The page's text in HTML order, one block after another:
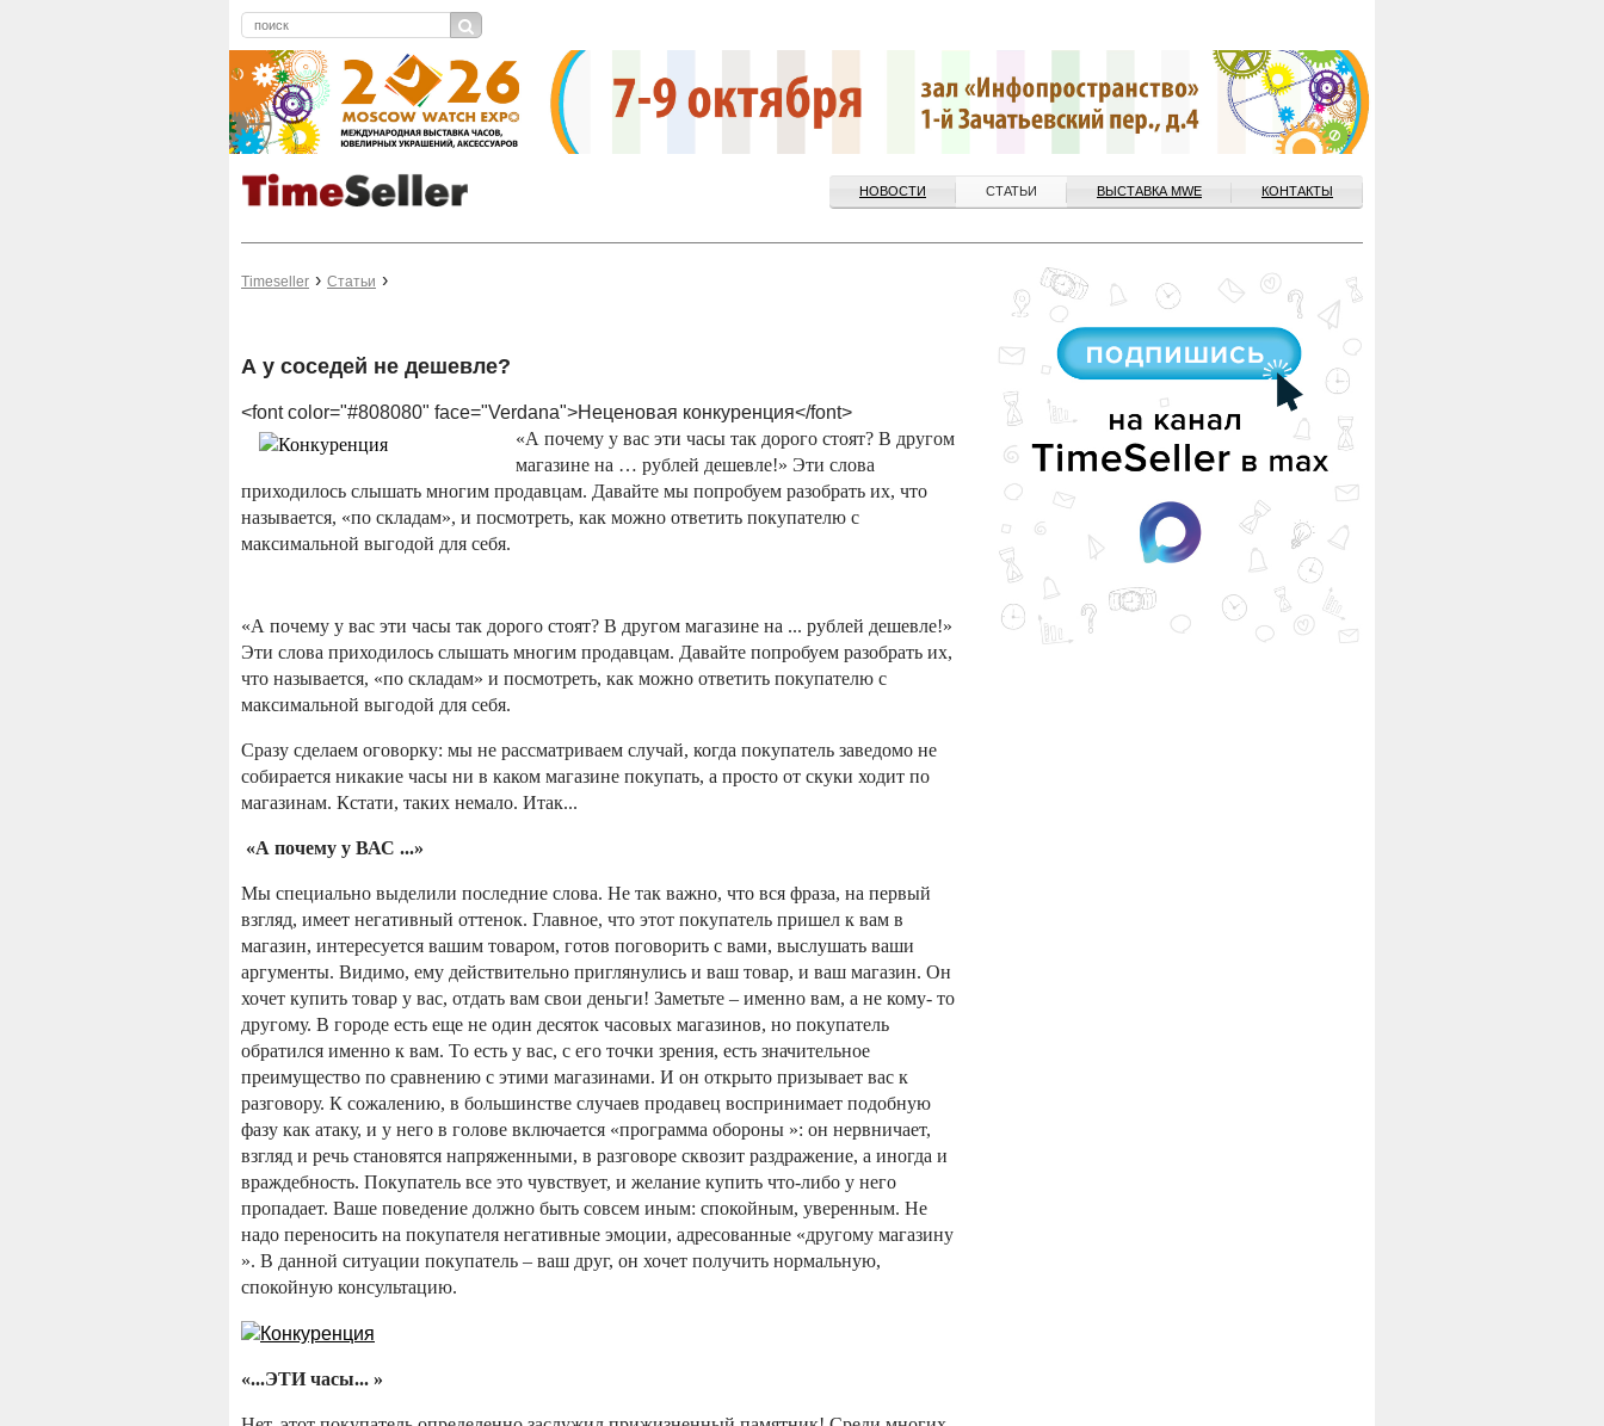
НОВОСТИ СТАТЬИ ВЫСТАВКА MWE КОНТАКТЫ
Timeseller Статьи
А у соседей не дешевле?
<font color="#808080" face="Verdana">Неценовая конкуренция</font>
«А почему у вас эти часы так дорого стоят? В другом
магазине на … рублей дешевле!» Эти слова
приходилось слышать многим продавцам. Давайте мы попробуем разобрать их, что
называется, «по складам», и посмотреть, как можно ответить покупателю с
максимальной выгодой для себя.
«А почему у вас эти часы так дорого стоят? В другом магазине на ... рублей дешевле!»
Эти слова приходилось слышать многим продавцам. Давайте попробуем разобрать их,
что называется, «по складам» и посмотреть, как можно ответить покупателю с
максимальной выгодой для себя.
Сразу сделаем оговорку: мы не рассматриваем случай, когда покупатель заведомо не
собирается никакие часы ни в каком магазине покупать, а просто от скуки ходит по
магазинам. Кстати, таких немало. Итак...
«А почему у ВАС ...»
Мы специально выделили последние слова. Не так важно, что вся фраза, на первый
взгляд, имеет негативный оттенок. Главное, что этот покупатель пришел к вам в
магазин, интересуется вашим товаром, готов поговорить с вами, выслушать ваши
аргументы. Видимо, ему действительно приглянулись и ваш товар, и ваш магазин. Он
хочет купить товар у вас, отдать вам свои деньги! Заметьте – именно вам, а не кому- то
другому. В городе есть еще не один десяток часовых магазинов, но покупатель
обратился именно к вам. То есть у вас, с его точки зрения, есть значительное
преимущество по сравнению с этими магазинами. И он открыто призывает вас к
разговору. К сожалению, в большинстве случаев продавец воспринимает подобную
фазу как атаку, и у него в голове включается «программа обороны »: он нервничает,
взгляд и речь становятся напряженными, в разговоре сквозит раздражение, а иногда и
враждебность. Покупатель все это чувствует, и желание купить что-либо у него
пропадает. Ваше поведение должно быть совсем иным: спокойным, уверенным. Не
надо переносить на покупателя негативные эмоции, адресованные «другому магазину
». В данной ситуации покупатель – ваш друг, он хочет получить нормальную,
спокойную консультацию.
«...ЭТИ часы... »